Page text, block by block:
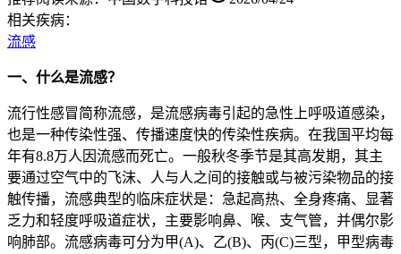
相关疾病：
流感
一、什么是流感？
流行性感冒简称流感，是流感病毒引起的急性上呼吸道感染，
也是一种传染性强、传播速度快的传染性疾病。在我国平均每
年有8.8万人因流感而死亡。一般秋冬季节是其高发期，其主
要通过空气中的飞沫、人与人之间的接触或与被污染物品的接
触传播，流感典型的临床症状是：急起高热、全身疼痛、显著
乏力和轻度呼吸道症状，主要影响鼻、喉、支气管，并偶尔影
响肺部。流感病毒可分为甲(A)、乙(B)、丙(C)三型，甲型病毒